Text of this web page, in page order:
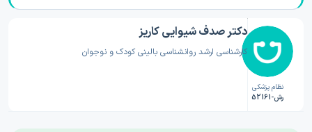
نظام پزشکی
رش-52161
دکتر صدف شیوایی كاريز
کارشناسی ارشد روانشناسی بالینی کودک و نوجوان